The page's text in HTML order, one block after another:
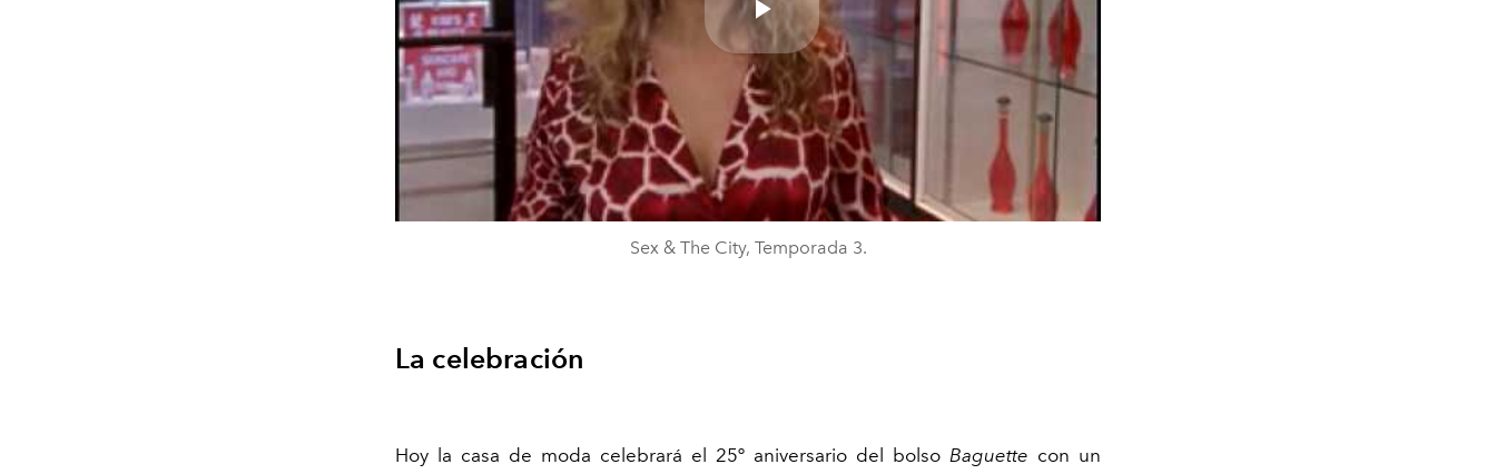
Play
Video
Sex & The City, Temporada 3.
La celebración
Hoy la casa de moda celebrará el 25º aniversario del bolso Baguette con un